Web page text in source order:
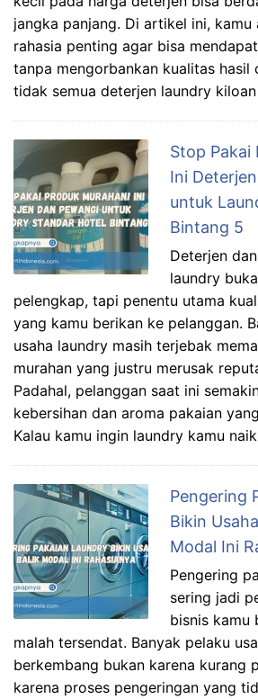
jangka panjang. Di artikel ini, kamu
rahasia penting agar bisa
tanpa mengorbankan kualitas hasil
tidak semua deterjen laundry
Stop Pakai
Ini
untuk
Bintang 5
Deterjen
laundry
pelengkap, tapi penentu utama
yang kamu berikan ke pelanggan.
usaha laundry masih terjebak
murahan yang justru merusak
Padahal, pelanggan saat ini
kebersihan dan aroma pakaian
Kalau kamu ingin laundry kamu
Pengering
Bikin
Modal Ini
Pengering
sering jadi
bisnis kamu
malah tersendat. Banyak pelaku
berkembang bukan karena kurang
karena proses pengeringan yang